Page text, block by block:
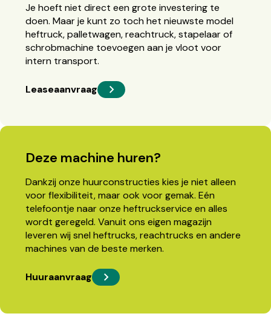
Je hoeft niet direct een grote investering te
doen. Maar je kunt zo toch het nieuwste model
heftruck, palletwagen, reachtruck, stapelaar of
schrobmachine toevoegen aan je vloot voor
intern transport.
Leaseaanvraag
Deze machine huren?
Dankzij onze huurconstructies kies je niet alleen
voor flexibiliteit, maar ook voor gemak. Eén
telefoontje naar onze heftruckservice en alles
wordt geregeld. Vanuit ons eigen magazijn
leveren wij snel heftrucks, reachtrucks en andere
machines van de beste merken.
Huuraanvraag